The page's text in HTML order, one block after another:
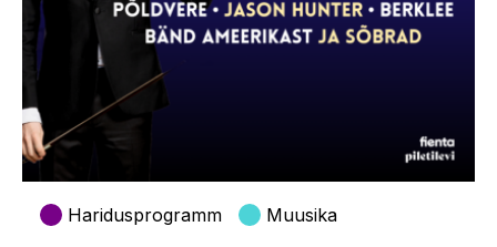
Haridusprogramm Muusika